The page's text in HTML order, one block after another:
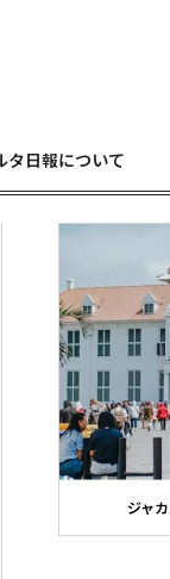
タ日報について
ジャ